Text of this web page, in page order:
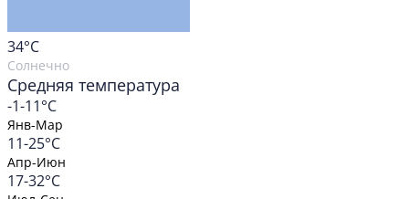
34°C
Солнечно
Средняя температура
-1-11°C
Янв-Мар
11-25°C
Апр-Июн
17-32°C